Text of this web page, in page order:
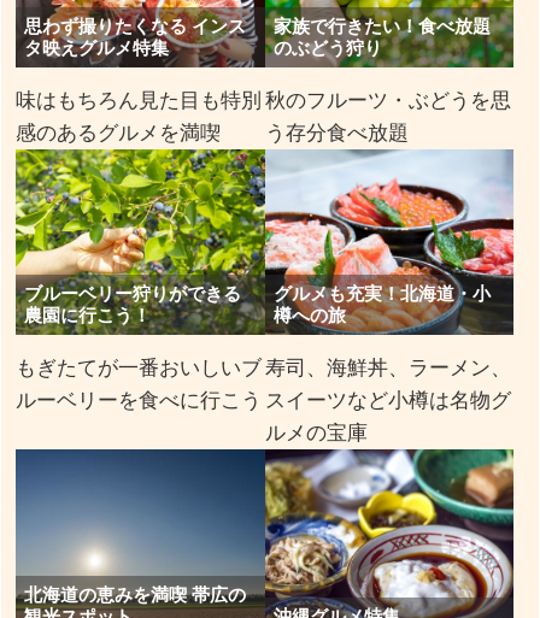
思わず撮りたくなる インス
タ映えグルメ特集
味はもちろん見た目も特別
感のあるグルメを満喫
家族で行きたい！食べ放題
のぶどう狩り
秋のフルーツ・ぶどうを思
う存分食べ放題
ブルーベリー狩りができる
農園に行こう！
もぎたてが一番おいしいブ
ルーベリーを食べに行こう
グルメも充実！北海道・小
樽への旅
寿司、海鮮丼、ラーメン、
スイーツなど小樽は名物グ
ルメの宝庫
北海道の恵みを満喫 帯広の